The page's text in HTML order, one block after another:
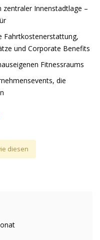
zentraler Innenstadtlage –
Fahrtkostenerstattung,
und Corporate Benefits
Fitnessraums
die
diesen